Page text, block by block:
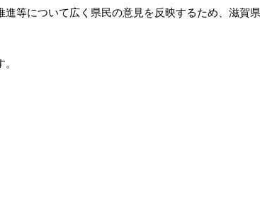
等について広く県民の意見を反映するため、滋賀